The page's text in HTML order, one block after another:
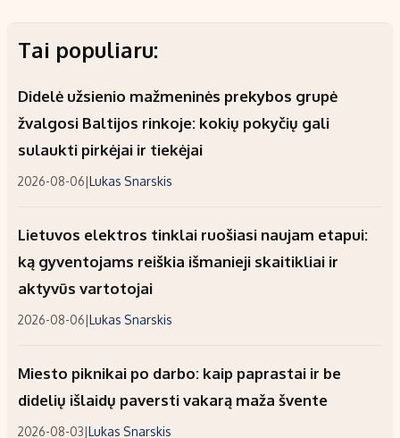
Tai populiaru:
Didelė užsienio mažmeninės prekybos grupė
žvalgosi Baltijos rinkoje: kokių pokyčių gali
sulaukti pirkėjai ir tiekėjai
2026-08-06|Lukas Snarskis
Lietuvos elektros tinklai ruošiasi naujam etapui:
ką gyventojams reiškia išmanieji skaitikliai ir
aktyvūs vartotojai
2026-08-06|Lukas Snarskis
Miesto piknikai po darbo: kaip paprastai ir be
didelių išlaidų paversti vakarą maža švente
2026-08-03|Lukas Snarskis